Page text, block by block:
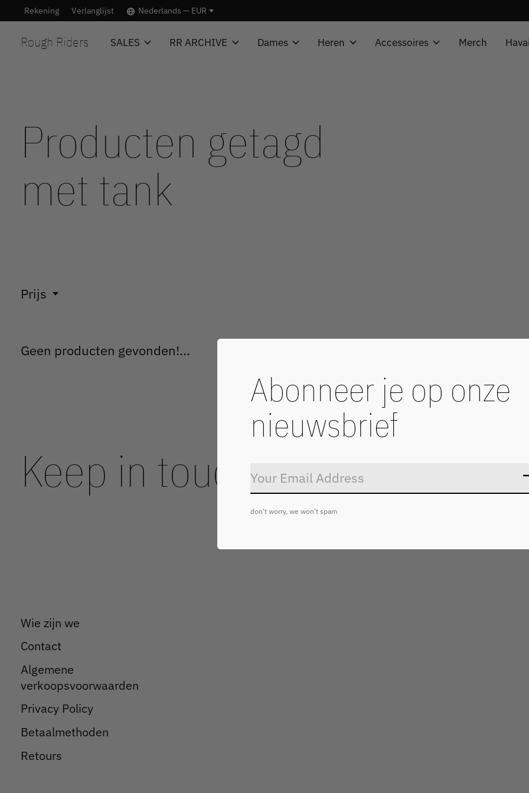
Rekening Verlanglijst Nederlands — EUR
Rough Riders SALES RR ARCHIVE Dames Heren Accessoires Merch
Producten getagd
met tank
Prijs
Geen producten gevonden!...
Keep in touch Don’t
Wie zijn we
Contact
Algemene
verkoopsvoorwaarden
Privacy Policy
Betaalmethoden
Retours
Abonneer je op onze
nieuwsbrief
don't worry, we won't spam